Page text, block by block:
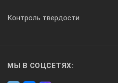
Контроль твердости
МЫ В СОЦСЕТЯХ: